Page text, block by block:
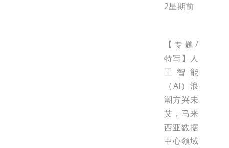
2星期前
【专题/
特写】人
工智能
（AI）浪
潮方兴未
艾，马来
西亚数据
中心领域